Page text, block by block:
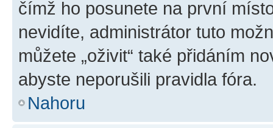
čímž ho posunete na první
nevidíte, administrátor tuto
můžete „oživit“ také přidáním
abyste neporušili pravidla fóra.
Nahoru